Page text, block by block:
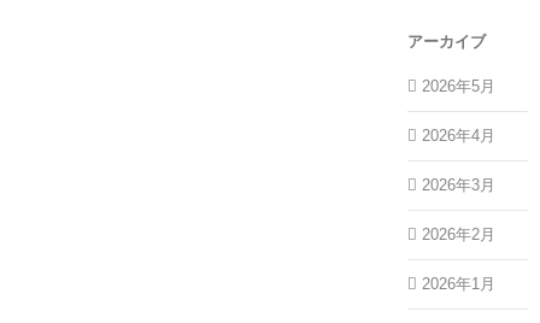
アーカイブ
2026年5月
2026年4月
2026年3月
2026年2月
2026年1月